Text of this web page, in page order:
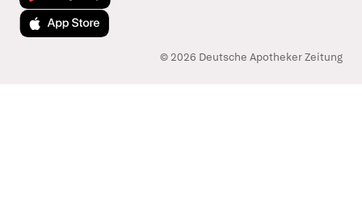
Laden im App Store
© 2026 Deutsche Apotheker Zeitung